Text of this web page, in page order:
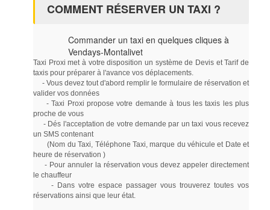
COMMENT RÉSERVER UN TAXI ?
Commander un taxi en quelques cliques à
Vendays-Montalivet
Taxi Proxi met à votre disposition un système de Devis et Tarif de
taxis pour préparer à l'avance vos déplacements.
- Vous devez tout d'abord remplir le formulaire de réservation et
valider vos données
- Taxi Proxi propose votre demande à tous les taxis les plus
proche de vous
- Dés l'acceptation de votre demande par un taxi vous recevez
un SMS contenant
(Nom du Taxi, Téléphone Taxi, marque du véhicule et Date et
heure de réservation )
- Pour annuler la réservation vous devez appeler directement
le chauffeur
- Dans votre espace passager vous trouverez toutes vos
réservations ainsi que leur état.